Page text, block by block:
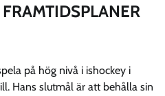
på hög nivå i ishockey i
Hans slutmål är att behålla sin